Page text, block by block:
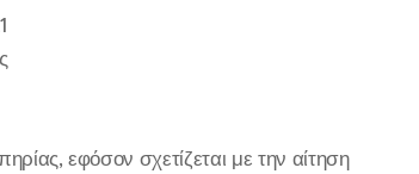
εφόσον σχετίζεται με την αίτηση